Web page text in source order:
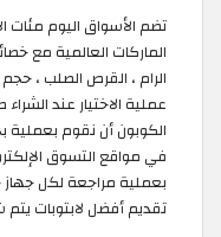
تضم الأسواق اليوم مئات
الماركات العالمية مع
الرام ، القرص الصلب ،
عملية الاختيار عند
الكوبون أن نقوم بعملية
في مواقع التسوق
بعملية مراجعة لكل
تقديم أفضل لابتوبات يتم